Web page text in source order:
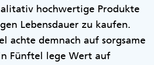
hochwertige Produkte
Lebensdauer zu kaufen.
achte demnach auf sorgsame
Fünftel lege Wert auf